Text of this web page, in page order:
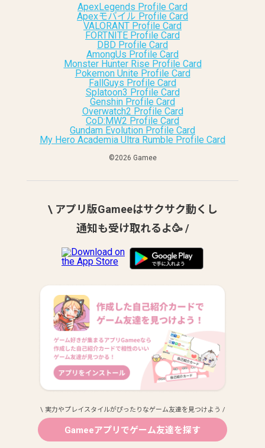
ApexLegends Profile Card
Apexモバイル Profile Card
VALORANT Profile Card
FORTNITE Profile Card
DBD Profile Card
AmongUs Profile Card
Monster Hunter Rise Profile Card
Pokemon Unite Profile Card
FallGuys Profile Card
Splatoon3 Profile Card
Genshin Profile Card
Overwatch2 Profile Card
CoD:MW2 Profile Card
Gundam Evolution Profile Card
My Hero Academia Ultra Rumble Profile Card
©︎2026 Gamee
\ アプリ版Gameeはサクサク動くし
通知も受け取れるよ🥳 /
\ 実力やプレイスタイルがぴったりなゲーム友達を見つけよう /
Gameeアプリでゲーム友達を探す